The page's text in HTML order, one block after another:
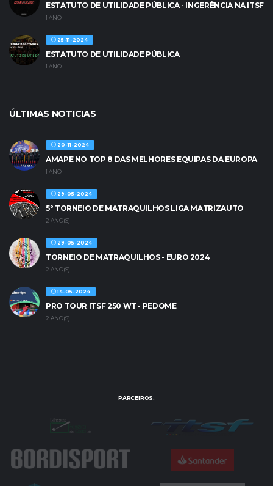
ESTATUTO DE UTILIDADE PÚBLICA - INGERÊNCIA NA ITSF
1 ANO
25-11-2024
ESTATUTO DE UTILIDADE PÚBLICA
1 ANO
ÚLTIMAS NOTICIAS
20-11-2024
AMAPE NO TOP 8 DAS MELHORES EQUIPAS DA EUROPA
1 ANO
29-05-2024
5º TORNEIO DE MATRAQUILHOS LIGA MATRIZAUTO
2 ANO(S)
29-05-2024
TORNEIO DE MATRAQUILHOS - EURO 2024
2 ANO(S)
14-05-2024
PRO TOUR ITSF 250 WT - PEDOME
2 ANO(S)
PARCEIROS: